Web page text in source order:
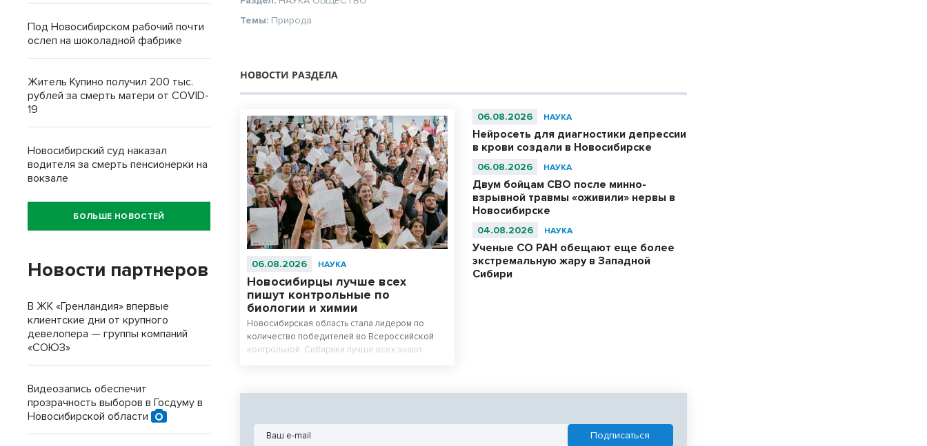
Темы: Природа
НОВОСТИ РАЗДЕЛА
06.08.2026 НАУКА
Новосибирцы лучше всех
пишут контрольные по
биологии и химии
Новосибирская область стала лидером по
количество победителей во Всероссийской
контрольной. Сибиряки лучше всех знают
06.08.2026 НАУКА
Нейросеть для диагностики депрессии
в крови создали в Новосибирске
06.08.2026 НАУКА
Двум бойцам СВО после минно-
взрывной травмы «оживили» нервы в
Новосибирске
04.08.2026 НАУКА
Ученые СО РАН обещают еще более
экстремальную жару в Западной
Сибири
Под Новосибирском рабочий почти
ослеп на шоколадной фабрике
Житель Купино получил 200 тыс.
рублей за смерть матери от COVID-
19
Новосибирский суд наказал
водителя за смерть пенсионерки на
вокзале
БОЛЬШЕ НОВОСТЕЙ
Новости партнеров
В ЖК «Гренландия» впервые
клиентские дни от крупного
девелопера — группы компаний
«СОЮЗ»
Видеозапись обеспечит
прозрачность выборов в Госдуму в
Новосибирской области